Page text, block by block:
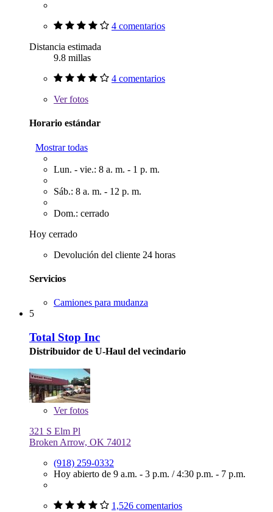
4 comentarios
Distancia estimada
9.8 millas
4 comentarios
Verfotos
Horario estándar
Mostrar todas
Lun. - vie.: 8 a. m. - 1 p. m.
Sáb.: 8 a. m. - 12 p. m.
Dom.: cerrado
Hoy cerrado
Devolución del cliente 24 horas
Servicios
Camiones para mudanza
5
Total Stop Inc
Distribuidor de U-Haul del vecindario
Verfotos
321 S Elm Pl
Broken Arrow, OK 74012
(918) 259-0332
Hoy abierto de 9 a.m. - 3 p.m. /4:30 p.m. - 7 p.m.
1,526 comentarios